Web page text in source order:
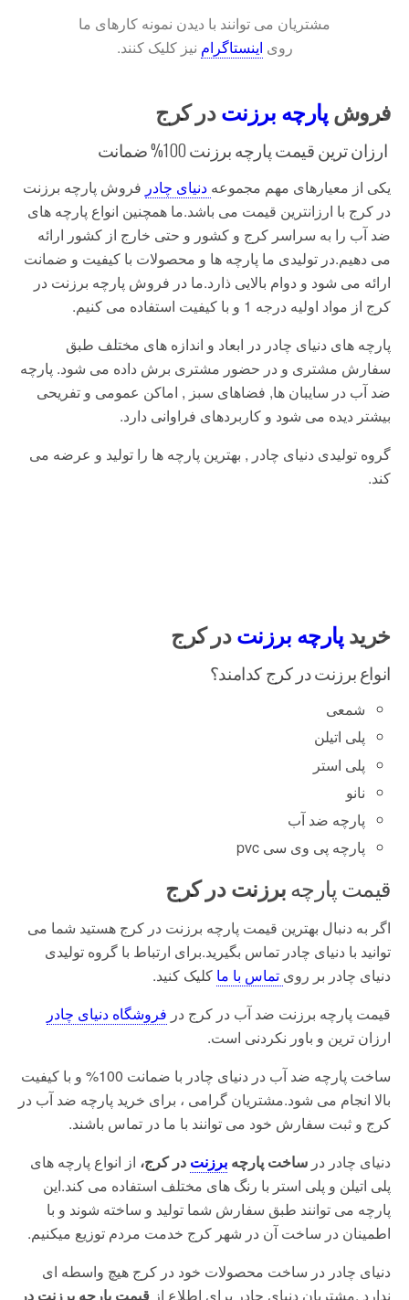
مشتریان می توانند با دیدن نمونه کارهای ما
روی اینستاگرام نیز کلیک کنند.
فروشپارچه برزنتدر کرج
ارزان ترین قیمت پارچه برزنت 100% ضمانت
یکی از معیارهای مهم مجموعه دنیای چادر فروش پارچه برزنت
در کرج با ارزانترین قیمت می باشد.ما همچنین انواع پارچه های
ضد آب را به سراسر کرج و کشور و حتی خارج از کشور ارائه
می دهیم.در تولیدی ما پارچه ها و محصولات با کیفیت و ضمانت
ارائه می شود و دوام بالایی ذارد.ما در فروش پارچه برزنت در
کرج از مواد اولیه درجه 1 و با کیفیت استفاده می کنیم.
پارچه های دنیای چادر در ابعاد و اندازه های مختلف طبق
سفارش مشتری و در حضور مشتری برش داده می شود. پارچه
ضد آب در سایبان ها, فضاهای سبز , اماکن عمومی و تفریحی
بیشتر دیده می شود و کاربردهای فراوانی دارد.
گروه تولیدی دنیای چادر , بهترین پارچه ها را تولید و عرضه می
کند.
خریدپارچه برزنتدر کرج
انواع برزنت در کرج کدامند؟
شمعی
پلی اتیلن
پلی استر
نانو
پارچه ضد آب
پارچه پی وی سی pvc
قیمت پارچهبرزنت در کرج
اگر به دنبال بهترین قیمت پارچه برزنت در کرج هستید شما می
توانید با دنیای چادر تماس بگیرید.برای ارتباط با گروه تولیدی
دنیای چادر بر روی تماس با ما کلیک کنید.
قیمت پارچه برزنت ضد آب در کرج در فروشگاه دنیای چادر
ارزان ترین و باور نکردنی است.
ساخت پارچه ضد آب در دنیای چادر با ضمانت 100% و با کیفیت
بالا انجام می شود.مشتریان گرامی ، برای خرید پارچه ضد آب در
کرج و ثبت سفارش خود می توانند با ما در تماس باشند.
دنیای چادر در ساخت پارچه برزنت در کرج، از انواع پارچه های
پلی اتیلن و پلی استر با رنگ های مختلف استفاده می کند.این
پارچه می توانند طبق سفارش شما تولید و ساخته شوند و با
اطمینان در ساخت آن در شهر کرج خدمت مردم توزیع میکنیم.
دنیای چادر در ساخت محصولات خود در کرج هیچ واسطه ای
ندارد .مشتریان دنیای چادر برای اطلاع از قیمت پارچه برزنت در